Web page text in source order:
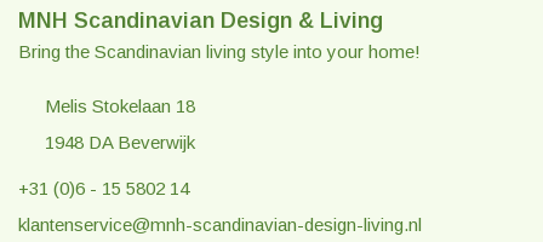
MNH Scandinavian Design & Living
Bring the Scandinavian living style into your home!
Melis Stokelaan 18
1948 DA Beverwijk
+31 (0)6 - 15 5802 14
klantenservice@mnh-scandinavian-design-living.nl